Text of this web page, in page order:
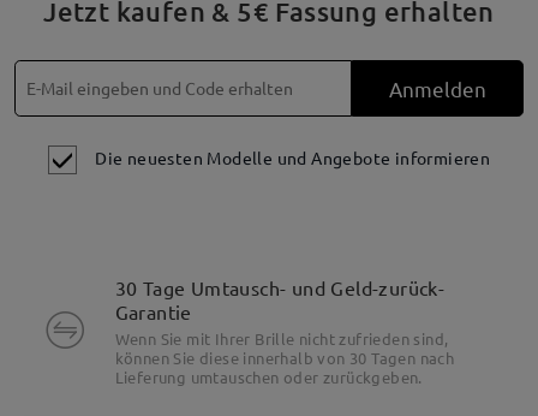
Jetzt kaufen & 5€ Fassung erhalten
Anmelden
Die neuesten Modelle und Angebote informieren
30 Tage Umtausch- und Geld-zurück-
Garantie
Wenn Sie mit Ihrer Brille nicht zufrieden sind,
können Sie diese innerhalb von 30 Tagen nach
Lieferung umtauschen oder zurückgeben.